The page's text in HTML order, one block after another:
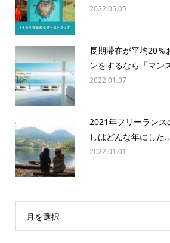
2022.05.05
長期滞在が平均20％
ンをするなら「マン
2022.01.07
2021年フリーランス
しはどんな年にした
2022.01.01
月を選択